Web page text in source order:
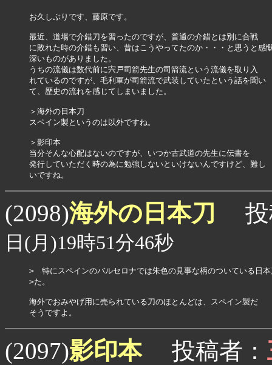
お久しぶりです、藤原です。
最近、道場で介錯刀を習ったのですが、普通の介錯とは別に合戦
に敗れた時の介錯も習い、昔はこうやってたのか・・・と思うと感
深いものがありました。
うちの流儀は数代前に宍戸司箭先生の司箭流という流儀を取り入
れているのですが、毛利軍が司箭流で武装していたという話を聞い
て、歴史の流れを感じてしまいました。
＞海外の日本刀
スペイン製というのは以外ですね。
＞影印本
当分そんな心配はないのですが、いつか古武道の先生に伝書を
発行していただく時の為に勉強しないといけないんですけど、難し
いですね。
(2098)海外の日本刀 投
日(月)19時51分46秒
>　特にスペインのバルセロナでは朱色の見事な柄のついている日
>た。
海外でおみやげ用に売られている刀のほとんどは、スペイン製だ
そうですよ。
(2097)影印本 投稿者：